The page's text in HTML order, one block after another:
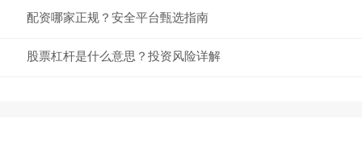
配资哪家正规？安全平台甄选指南
股票杠杆是什么意思？投资风险详解